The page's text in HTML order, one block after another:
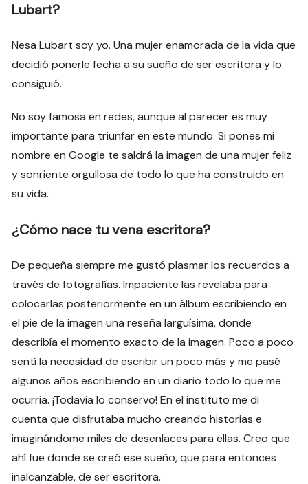
Lubart?
Nesa Lubart soy yo. Una mujer enamorada de la vida que
decidió ponerle fecha a su sueño de ser escritora y lo
consiguió.
No soy famosa en redes, aunque al parecer es muy
importante para triunfar en este mundo. Si pones mi
nombre en Google te saldrá la imagen de una mujer feliz
y sonriente orgullosa de todo lo que ha construido en
su vida.
¿Cómo nace tu vena escritora?
De pequeña siempre me gustó plasmar los recuerdos a
través de fotografías. Impaciente las revelaba para
colocarlas posteriormente en un álbum escribiendo en
el pie de la imagen una reseña larguísima, donde
describía el momento exacto de la imagen. Poco a poco
sentí la necesidad de escribir un poco más y me pasé
algunos años escribiendo en un diario todo lo que me
ocurría. ¡Todavía lo conservo! En el instituto me di
cuenta que disfrutaba mucho creando historias e
imaginándome miles de desenlaces para ellas. Creo que
ahí fue donde se creó ese sueño, que para entonces
inalcanzable, de ser escritora.